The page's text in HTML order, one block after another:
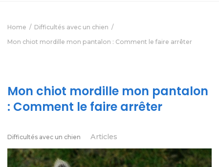
Home
Difficultés avec un chien
Mon chiot mordille mon pantalon : Comment le faire arrêter
Mon chiot mordille mon pantalon
: Comment le faire arrêter
Difficultés avec un chien Articles